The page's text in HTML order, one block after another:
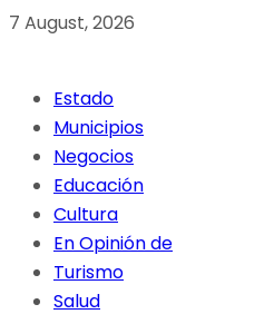
7 August, 2026
Estado
Municipios
Negocios
Educación
Cultura
En Opinión de
Turismo
Salud